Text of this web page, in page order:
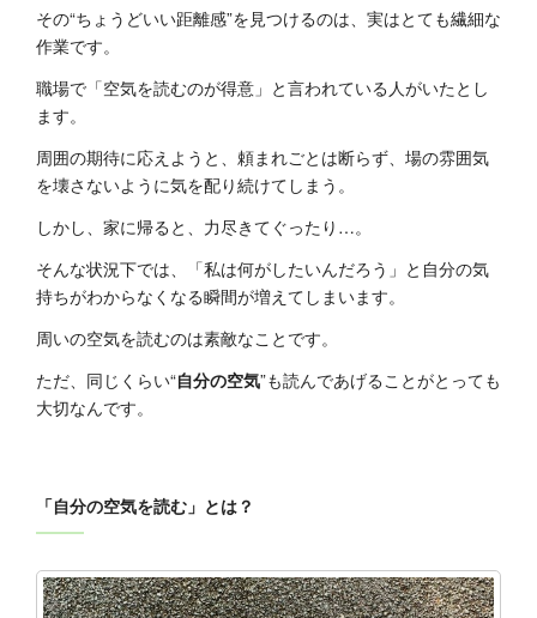
その“ちょうどいい距離感”を見つけるのは、実はとても繊細な
作業です。
職場で「空気を読むのが得意」と言われている人がいたとし
ます。
周囲の期待に応えようと、頼まれごとは断らず、場の雰囲気
を壊さないように気を配り続けてしまう。
しかし、家に帰ると、力尽きてぐったり…。
そんな状況下では、「私は何がしたいんだろう」と自分の気
持ちがわからなくなる瞬間が増えてしまいます。
周いの空気を読むのは素敵なことです。
ただ、同じくらい“自分の空気”も読んであげることがとっても
大切なんです。
「自分の空気を読む」とは？